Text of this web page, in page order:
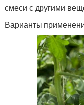
смеси с другими
Варианты